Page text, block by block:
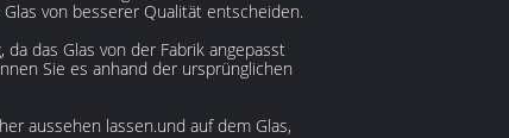
von besserer Qualität entscheiden.
das Glas von der Fabrik angepasst
Sie es anhand der ursprünglichen
aussehen lassen.und auf dem Glas,